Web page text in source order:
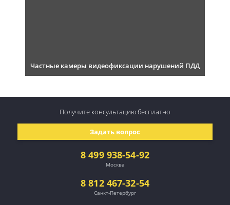
Частные камеры видеофиксации нарушений ПДД
8 499 938-54-92
Москва
8 812 467-32-54
Санкт-Петербург
Задать вопрос
Получите консультациюбесплатно